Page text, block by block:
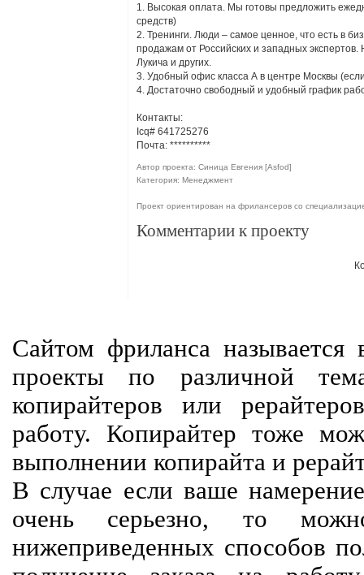
1. Высокая оплата. Мы готовы предложить
средств)
2. Тренинги. Люди – самое ценное, что есть в
продажам от Российских и западных
Лукича и других.
3. Удобный офис класса А в центре Москвы
4. Достаточно свободный и удобный график
Контакты:
Icq# 641725276
Почта: **********
Автор проекта: Синица Евгения [Asfod]
Категория: Менеджмент
Проект ориентирован на фрилансеров со
Комментарии к проекту
Сайтом фриланса называется
проекты по различной
копирайтеров или
работу. Копирайтер тоже
выполнении копирайта и
В случае если ваше
очень серьезно, то
нижеприведенных способов